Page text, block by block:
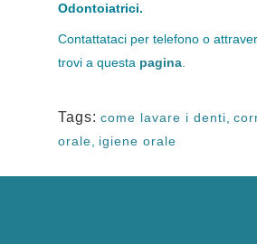
Odontoiatrici.
Contattataci per telefono o
trovi a questa pagina
Tags: come lavare i denti
orale
igiene orale